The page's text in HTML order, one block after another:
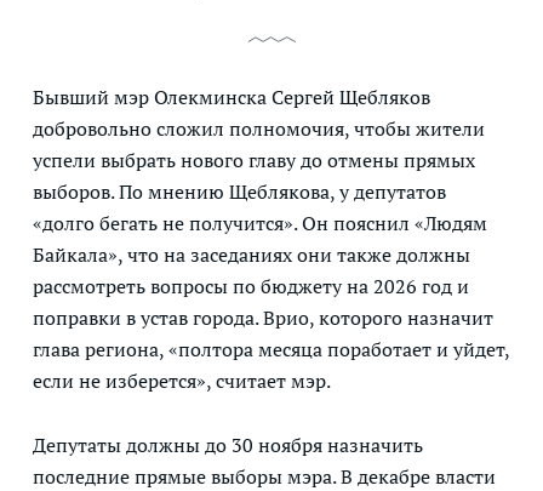
Бывший мэр Олекминска Сергей Щебляков
добровольно сложил полномочия, чтобы жители
успели выбрать нового главу до отмены прямых
выборов. По мнению Щеблякова, у депутатов
«долго бегать не получится». Он пояснил «Людям
Байкала», что на заседаниях они также должны
рассмотреть вопросы по бюджету на 2026 год и
поправки в устав города. Врио, которого назначит
глава региона, «полтора месяца поработает и уйдет,
если не изберется», считает мэр.
Депутаты должны до 30 ноября назначить
последние прямые выборы мэра. В декабре власти